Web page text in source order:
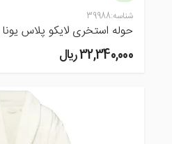
شناسه:39988
حوله استخری لایکو پلاس یونا
32,340,000 ريال